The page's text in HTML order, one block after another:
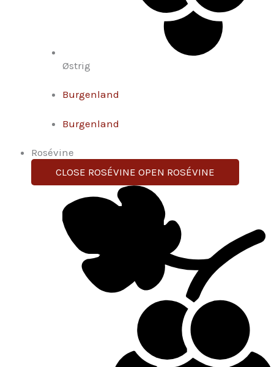
Østrig
Burgenland
Burgenland
Rosévine
CLOSE ROSÉVINE OPEN ROSÉVINE